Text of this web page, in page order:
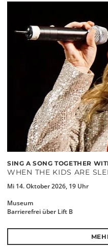
SING A SONG TOGETHER
WHEN THE KIDS ARE
Mi 14. Oktober 2026, 19 Uhr
Museum
Barrierefrei über Lift B